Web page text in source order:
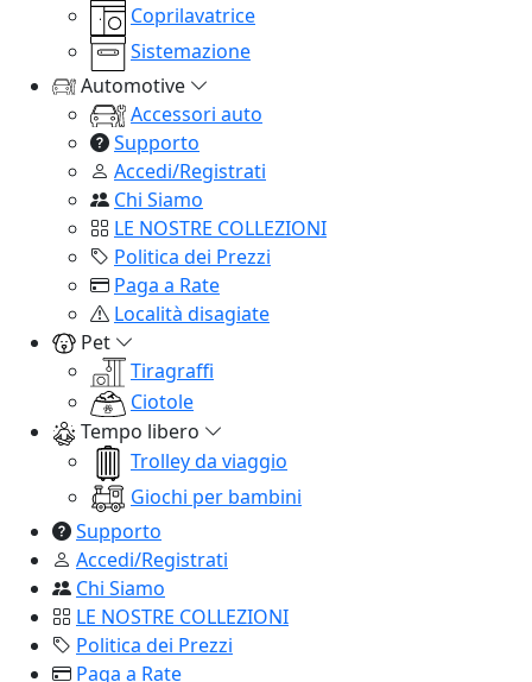
Coprilavatrice
Sistemazione
Automotive
Accessori auto
Supporto
Accedi/Registrati
Chi Siamo
LE NOSTRE COLLEZIONI
Politica dei Prezzi
Paga a Rate
Località disagiate
Pet
Tiragraffi
Ciotole
Tempo libero
Trolley da viaggio
Giochi per bambini
Supporto
Accedi/Registrati
Chi Siamo
LE NOSTRE COLLEZIONI
Politica dei Prezzi
Paga a Rate